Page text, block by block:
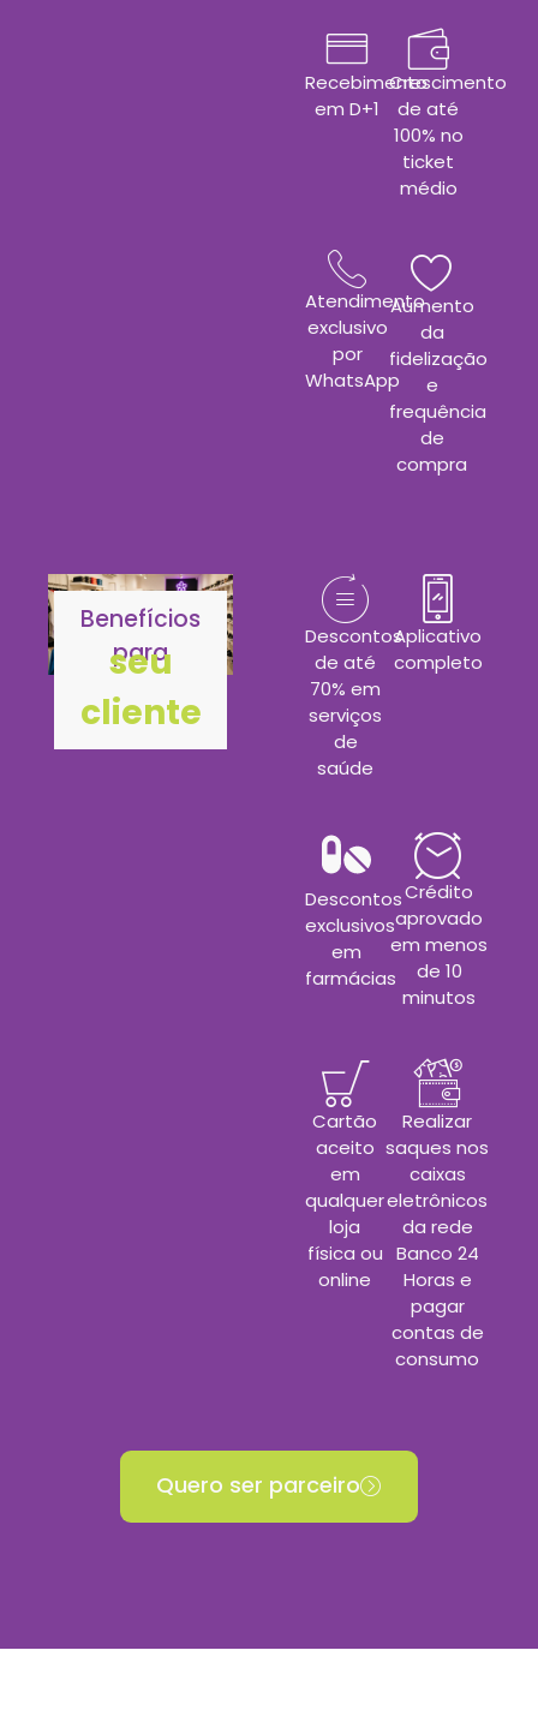
Recebimento
em D+1
Crescimento
de até
100% no
ticket
médio
Atendimento
exclusivo
por
WhatsApp
Aumento
da
fidelização
e
frequência
de
compra
Descontos
de até
70% em
serviços
de
saúde
Aplicativo
completo
Descontos
exclusivos
em
farmácias
Crédito
aprovado
em menos
de 10
minutos
Cartão
aceito
em
qualquer
loja
física ou
online
Realizar
saques nos
caixas
eletrônicos
da rede
Banco 24
Horas e
pagar
contas de
consumo
Benefícios
para
seu
cliente
Quero ser parceiro